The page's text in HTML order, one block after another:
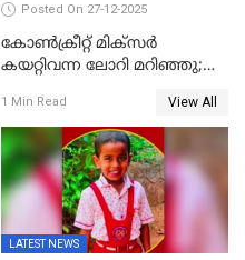
Posted On 27-12-2025
കോണ്‍ക്രീറ്റ് മിക്‌സര്‍
കയറ്റിവന്ന ലോറി മറിഞ്ഞു;
അപകടം കണ്ണൂരിൽ
1 Min Read View All
LATEST NEWS